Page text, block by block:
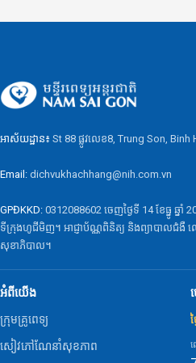
អាស័យដ្ឋាន៖ St 88 ផ្លូវលេខ8, Trung Son,
Email: dichvukhachhang@nih.com.vn
GPĐKKD: 0312088602 ចេញថ្ងៃទី 14 ខែធ្នូ ឆ្ន
ទីក្រុងហូជីមិញ។ អាជ្ញាប័ណ្ណពិនិត្យ និងព្យាបាលជំងឺ
សុខាភិបាល។
អំពីយើង
ក្រុមគ្រូពេទ្យ
សៀវភៅណែនាំសុខភាព